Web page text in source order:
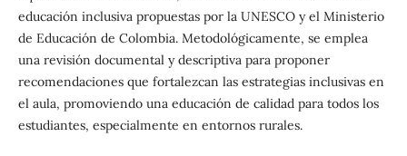
educación inclusiva propuestas por la UNESCO y el Ministerio
de Educación de Colombia. Metodológicamente, se emplea
una revisión documental y descriptiva para proponer
recomendaciones que fortalezcan las estrategias inclusivas en
el aula, promoviendo una educación de calidad para todos los
estudiantes, especialmente en entornos rurales.